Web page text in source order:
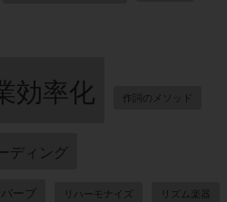
効率化 作詞のメソッド
ディング
ーブ リハーモナイズ リズム楽器